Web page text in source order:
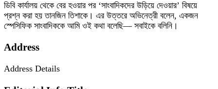
ডিবি কার্যালয় থেকে বের হওয়ার পর ‘সাংবাদিকদের উড়িয়ে দেওয়ার’ বিষয়ে
প্রশ্ন করা হয় তানজিন তিশাকে। এর উত্তরে অভিনেত্রী বলেন, একজন
স্পেসিফিক সাংবাদিককে আমি ওই কথা বলেছি— সবাইকে বলিনি।
Address
Address Details